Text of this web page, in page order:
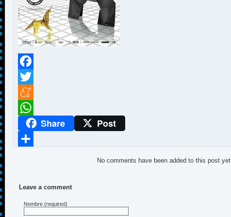
Facebook
Twitter
Meneame
WhatsAppShare Post
No comments have been added to this post yet.
Leave a comment
Nombre (required)